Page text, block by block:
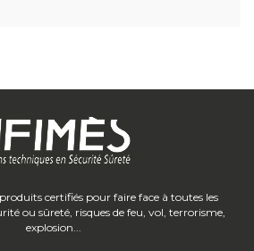
certifiés pour faire face à toutes les
ou sûreté, risques de feu, vol, terrorisme,
explosion...